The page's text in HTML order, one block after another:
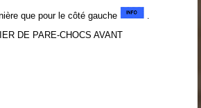
que pour le côté gauche
.
DE PARE-CHOCS AVANT